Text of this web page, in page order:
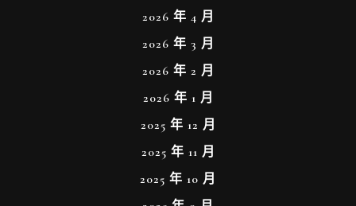
2026 年 4 月
2026 年 3 月
2026 年 2 月
2026 年 1 月
2025 年 12 月
2025 年 11 月
2025 年 10 月